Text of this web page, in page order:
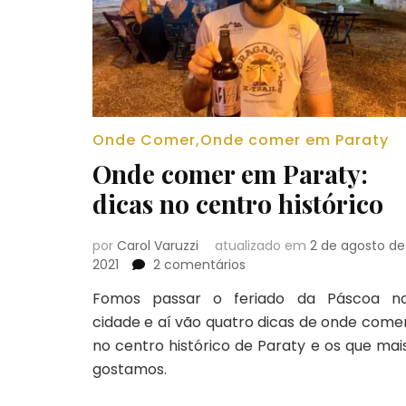
Onde Comer,Onde comer em Paraty
Onde comer em Paraty:
dicas no centro histórico
por Carol Varuzzi atualizado em 2 de agosto de
2021
2 comentários
comer
em
Paraty:
Fomos passar o feriado da Páscoa
cidade e aí vão quatro dicas de onde
no centro histórico de Paraty e os que
gostamos.